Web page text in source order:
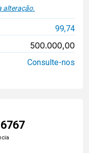
alteração.
99,74
500.000,00
Consulte-nos
6767